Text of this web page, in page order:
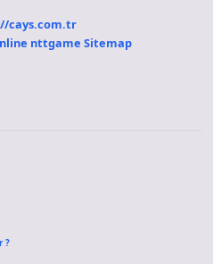
cays.com.tr
nttgame Sitemap
?